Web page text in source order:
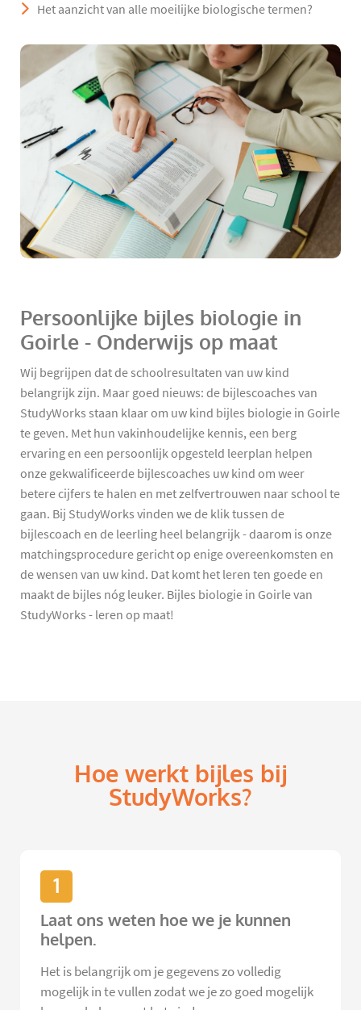
Het aanzicht van alle moeilijke biologische termen?
Persoonlijke bijles biologie in
Goirle - Onderwijs op maat
Wij begrijpen dat de schoolresultaten van uw kind
belangrijk zijn. Maar goed nieuws: de bijlescoaches van
StudyWorks staan klaar om uw kind bijles biologie in Goirle
te geven. Met hun vakinhoudelijke kennis, een berg
ervaring en een persoonlijk opgesteld leerplan helpen
onze gekwalificeerde bijlescoaches uw kind om weer
betere cijfers te halen en met zelfvertrouwen naar school te
gaan. Bij StudyWorks vinden we de klik tussen de
bijlescoach en de leerling heel belangrijk - daarom is onze
matchingsprocedure gericht op enige overeenkomsten en
de wensen van uw kind. Dat komt het leren ten goede en
maakt de bijles nóg leuker. Bijles biologie in Goirle van
StudyWorks - leren op maat!
Hoe werkt bijles bij
StudyWorks?
1
Laat ons weten hoe we je kunnen
helpen.
Het is belangrijk om je gegevens zo volledig
mogelijk in te vullen zodat we je zo goed mogelijk